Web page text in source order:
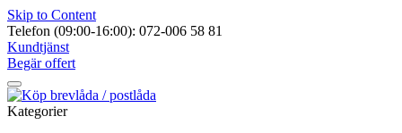
Skip to Content
Telefon (09:00-16:00): 072-006 58 81
Kundtjänst
Begär offert
Kategorier